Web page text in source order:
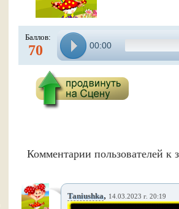
Баллов:
70 00:00
Комментарии пользователей к
Taniushka, 14.03.2023 г. 20:19